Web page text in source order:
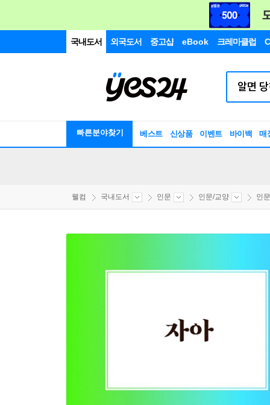
국내도서 외국도서 중고샵 eBook 크레마클럽
빠른분야찾기 베스트 신상품 이벤트 바이백 매
웰컴 국내도서 인문 인문/교양 인